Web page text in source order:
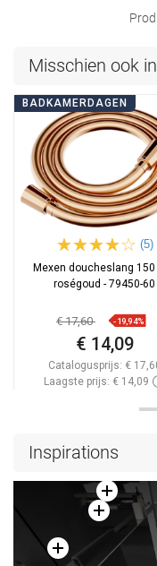
Misschien ook
BADKAMERDAGEN
(5)
Mexen doucheslang 150
roségoud - 79450-60
€ 17,60 -19,94%
€ 14,09
Catalogusprijs: €
Laagste prijs: € 14,09
Inspirations